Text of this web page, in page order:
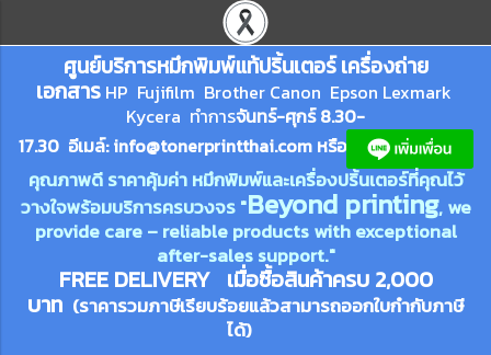
ศูนย์บริการหมึกพิมพ์แท้ปริ้นเตอร์ เครื่องถ่าย
เอกสาร HP Fujifilm Brother Canon Epson Lexmark
Kycera ทำการจันทร์-ศุกร์ 8.30-
17.30 อีเมล์:info@tonerprintthai.com หรือ
คุณภาพดี ราคาคุ้มค่า หมึกพิมพ์และเครื่องปริ้นเตอร์ที่คุณไว้
วางใจพร้อมบริการครบวงจร "Beyond printing, we
provide care – reliable products with exceptional
after-sales support."
FREE DELIVERY เมื่อซื้อสินค้าครบ 2,000
บาท (ราคารวมภาษีเรียบร้อยแล้วสามารถออกใบกำกับภาษี
ได้)